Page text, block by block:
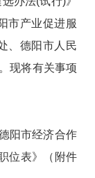
市产业促进服
、德阳市人民
现将有关事项
阳市经济合作
位表》（附件